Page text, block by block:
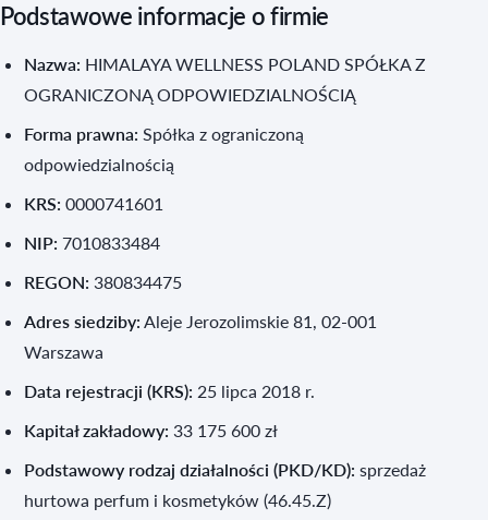
Podstawowe informacje o firmie
Nazwa: HIMALAYA WELLNESS POLAND SPÓŁKA Z
OGRANICZONĄ ODPOWIEDZIALNOŚCIĄ
Forma prawna: Spółka z ograniczoną
odpowiedzialnością
KRS: 0000741601
NIP: 7010833484
REGON: 380834475
Adres siedziby: Aleje Jerozolimskie 81, 02-001
Warszawa
Data rejestracji (KRS): 25 lipca 2018 r.
Kapitał zakładowy: 33 175 600 zł
Podstawowy rodzaj działalności (PKD/KD): sprzedaż
hurtowa perfum i kosmetyków (46.45.Z)